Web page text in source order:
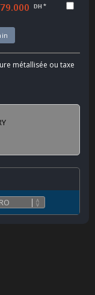
DH *
métallisée ou taxe